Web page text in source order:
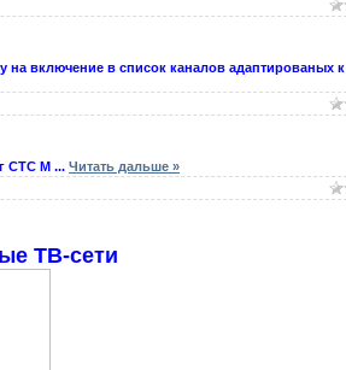
на включение в список каналов адаптированых к
СТС М ... Читать дальше »
ТВ-сети